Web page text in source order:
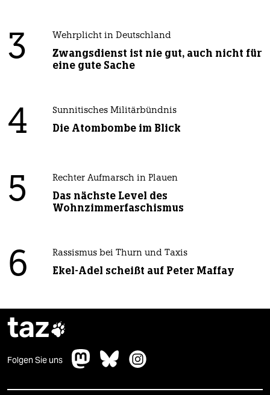
3 Wehrplicht in Deutschland
Zwangsdienst ist nie gut, auch nicht für
eine gute Sache
4 Sunnitisches Militärbündnis
Die Atombombe im Blick
5 Rechter Aufmarsch in Plauen
Das nächste Level des
Wohnzimmerfaschismus
6 Rassismus bei Thurn und Taxis
Ekel-Adel scheißt auf Peter Maffay
taz
Folgen Sie uns